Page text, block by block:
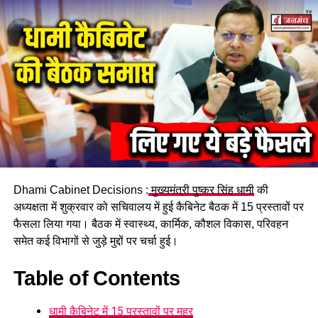
इस्तेमाल, 17 अभ्यर्थी गिरफ्तार…
DON'T MISS
हेमकुंड साहिब हेली सेवा के टिकटों की बुकिंग आज से शुरू…
Dhami Cabinet Decisions : मुख्यमंत्री पुष्कर सिंह धामीकी
अध्यक्षता में शुक्रवार को सचिवालय में हुई कैबिनेट बैठक में 15 प्रस्तावों पर
फैसला लिया गया। बैठक में स्वास्थ्य, कार्मिक, कौशल विकास, परिवहन
समेत कई विभागों से जुड़े मुद्दों पर चर्चा हुई।
Table of Contents
धामी कैबिनेट में 15 प्रस्तावों पर मुहर